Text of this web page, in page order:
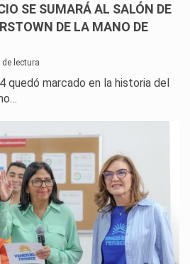
SE SUMARÁ AL SALÓN DE
DE LA MANO DE
lectura
quedó marcado en la historia del